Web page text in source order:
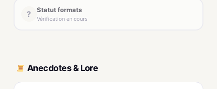
? Statut formats
Vérification en cours
Anecdotes & Lore